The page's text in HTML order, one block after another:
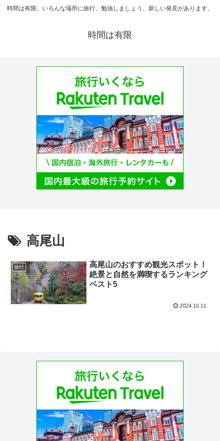
時間は有限。いろんな場所に旅行、勉強しましょう。新しい発見があります。
時間は有限
高尾山
旅行
高尾山のおすすめ観光スポット！
絶景と自然を満喫するランキング
ベスト5
2024.10.11